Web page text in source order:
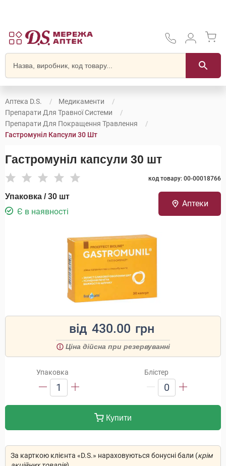
Аптека D.S.
Медикаменти
Препарати Для Травної Системи
Препарати Для Покращення Травлення
Гастромуніл Капсули 30 Шт
Гастромуніл капсули 30 шт
код товару: 00-00018766
Упаковка / 30 шт
Є в наявності
Аптеки
від 430.00 грн
Ціна дійсна при резервуванні
Упаковка
1
Блістер
0
Купити
За карткою клієнта «D.S.» нараховуються бонусні бали (крім